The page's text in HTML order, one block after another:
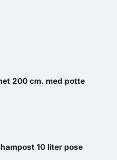
200 cm. med potte
10 liter pose